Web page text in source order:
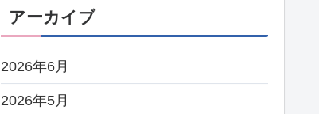
アーカイブ
2026年6月
2026年5月